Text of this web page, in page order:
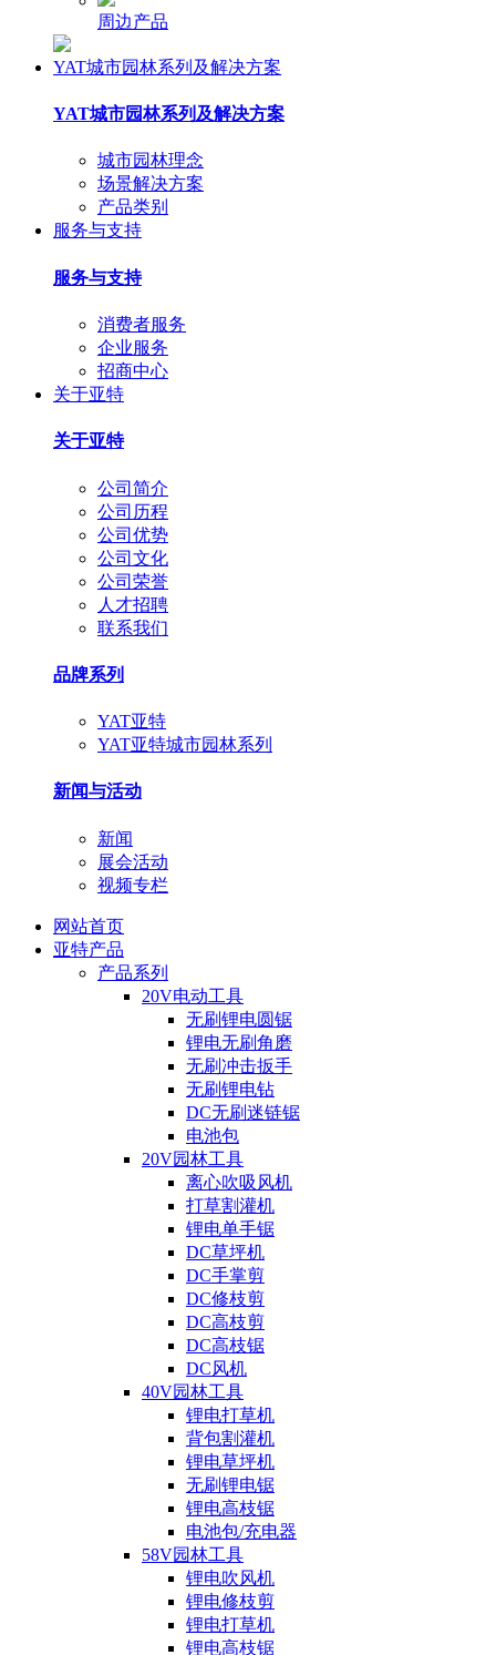
周边产品
YAT城市园林系列及解决方案
YAT城市园林系列及解决方案
城市园林理念
场景解决方案
产品类别
服务与支持
服务与支持
消费者服务
企业服务
招商中心
关于亚特
关于亚特
公司简介
公司历程
公司优势
公司文化
公司荣誉
人才招聘
联系我们
品牌系列
YAT亚特
YAT亚特城市园林系列
新闻与活动
新闻
展会活动
视频专栏
网站首页
亚特产品
产品系列
20V电动工具
无刷锂电圆锯
锂电无刷角磨
无刷冲击扳手
无刷锂电钻
DC无刷迷链锯
电池包
20V园林工具
离心吹吸风机
打草割灌机
锂电单手锯
DC草坪机
DC手掌剪
DC修枝剪
DC高枝剪
DC高枝锯
DC风机
40V园林工具
锂电打草机
背包割灌机
锂电草坪机
无刷锂电锯
锂电高枝锯
电池包/充电器
58V园林工具
锂电吹风机
锂电修枝剪
锂电打草机
锂电高枝锯